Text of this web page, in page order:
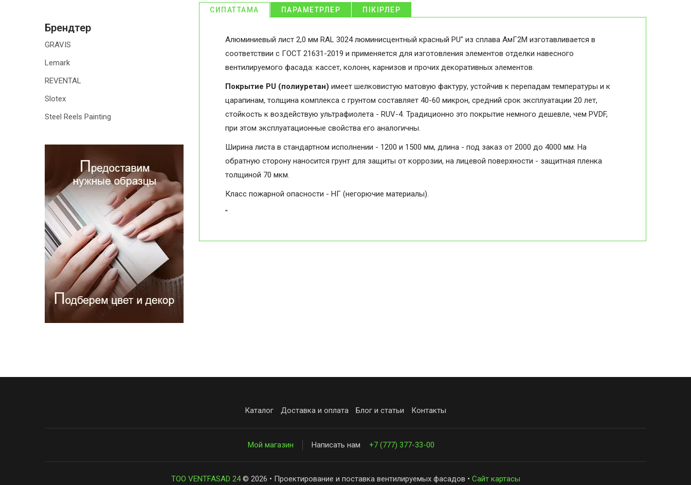
СИПАТТАМА ПАРАМЕТРЛЕР ПІКІРЛЕР
Алюминиевый лист 2,0 мм RAL 3024 люминисцентный красный PU" из сплава АмГ2М изготавливается в
соответствии с ГОСТ 21631-2019 и применяется для изготовления элементов отделки навесного
вентилируемого фасада: кассет, колонн, карнизов и прочих декоративных элементов.
Покрытие PU (полиуретан) имеет шелковистую матовую фактуру, устойчив к перепадам температуры и к
царапинам, толщина комплекса с грунтом составляет 40-60 микрон, средний срок эксплуатации 20 лет,
стойкость к воздействую ультрафиолета - RUV-4. Традиционно это покрытие немного дешевле, чем PVDF,
при этом эксплуатационные свойства его аналогичны.
Ширина листа в стандартном исполнении - 1200 и 1500 мм, длина - под заказ от 2000 до 4000 мм. На
обратную сторону наносится грунт для защиты от коррозии, на лицевой поверхности - защитная пленка
толщиной 70 мкм.
Класс пожарной опасности - НГ (негорючие материалы).
"
Брендтер
GRAVIS
Lemark
REVENTAL
Slotex
Steel Reels Painting
Каталог Доставка и оплата Блог и статьи Контакты
Мой магазин Написать нам +7 (777) 377-33-00
ТОО VENTFASAD 24© 2026 • Проектирование и поставка вентилируемых фасадов • Сайт картасы